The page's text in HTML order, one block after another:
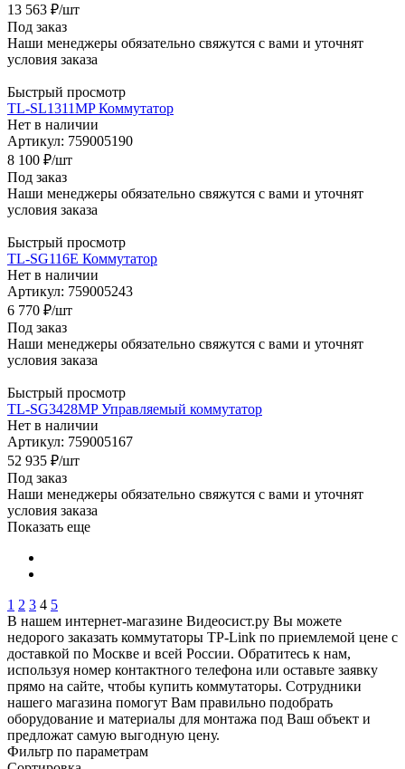
13 563 ₽/шт
Под заказ
Наши менеджеры обязательно свяжутся с вами и уточнят
условия заказа
Быстрый просмотр
TL-SL1311MP Коммутатор
Нет в наличии
Артикул: 759005190
8 100 ₽/шт
Под заказ
Наши менеджеры обязательно свяжутся с вами и уточнят
условия заказа
Быстрый просмотр
TL-SG116E Коммутатор
Нет в наличии
Артикул: 759005243
6 770 ₽/шт
Под заказ
Наши менеджеры обязательно свяжутся с вами и уточнят
условия заказа
Быстрый просмотр
TL-SG3428MP Управляемый коммутатор
Нет в наличии
Артикул: 759005167
52 935 ₽/шт
Под заказ
Наши менеджеры обязательно свяжутся с вами и уточнят
условия заказа
Показать еще
1 2 3 4 5
В нашем интернет-магазине Видеосист.ру Вы можете
недорого заказать коммутаторы TP-Link по приемлемой цене с
доставкой по Москве и всей России. Обратитесь к нам,
используя номер контактного телефона или оставьте заявку
прямо на сайте, чтобы купить коммутаторы. Сотрудники
нашего магазина помогут Вам правильно подобрать
оборудование и материалы для монтажа под Ваш объект и
предложат самую выгодную цену.
Фильтр по параметрам